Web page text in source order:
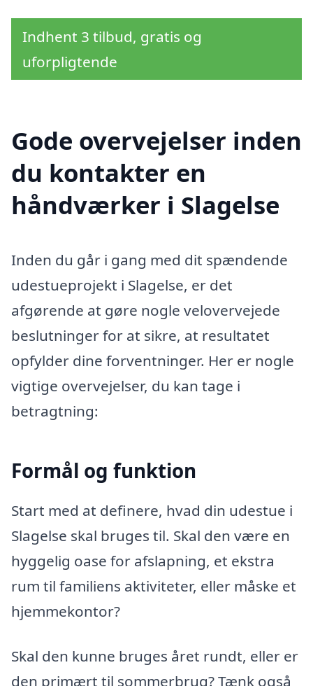
Indhent 3 tilbud, gratis og
uforpligtende
Gode overvejelser inden
du kontakter en
håndværker i Slagelse
Inden du går i gang med dit spændende
udestueprojekt i Slagelse, er det
afgørende at gøre nogle velovervejede
beslutninger for at sikre, at resultatet
opfylder dine forventninger. Her er nogle
vigtige overvejelser, du kan tage i
betragtning:
Formål og funktion
Start med at definere, hvad din udestue i
Slagelse skal bruges til. Skal den være en
hyggelig oase for afslapning, et ekstra
rum til familiens aktiviteter, eller måske et
hjemmekontor?
Skal den kunne bruges året rundt, eller er
den primært til sommerbrug? Tænk også